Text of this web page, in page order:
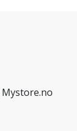
Mystore.no